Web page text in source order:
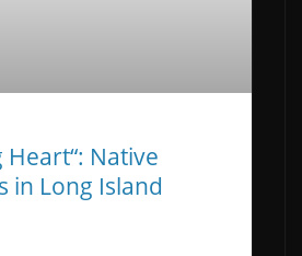
Heart“: Native
in Long Island